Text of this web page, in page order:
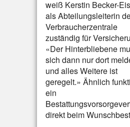
weiß Kerstin Becker-
als Abteilungsleiterin
Verbraucherzentrale
zuständig für
«Der Hinterbliebene
sich dann nur dort
und alles Weitere ist
geregelt.» Ähnlich
ein
direkt beim